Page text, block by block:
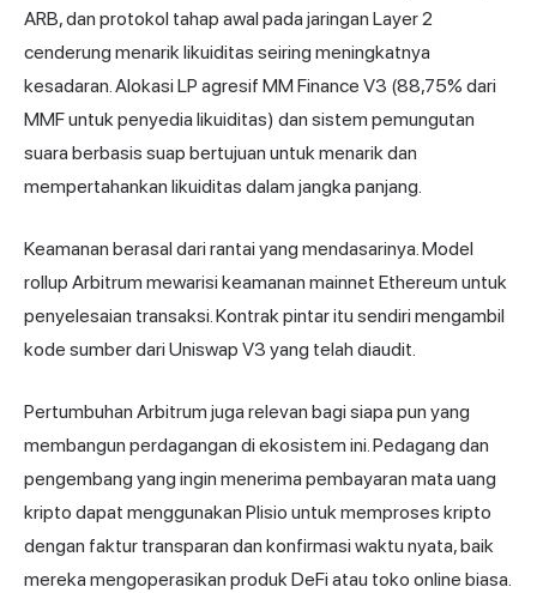
ARB, dan protokol tahap awal pada jaringan Layer 2
cenderung menarik likuiditas seiring meningkatnya
kesadaran. Alokasi LP agresif MM Finance V3 (88,75% dari
MMF untuk penyedia likuiditas) dan sistem pemungutan
suara berbasis suap bertujuan untuk menarik dan
mempertahankan likuiditas dalam jangka panjang.
Keamanan berasal dari rantai yang mendasarinya. Model
rollup Arbitrum mewarisi keamanan mainnet Ethereum untuk
penyelesaian transaksi. Kontrak pintar itu sendiri mengambil
kode sumber dari Uniswap V3 yang telah diaudit.
Pertumbuhan Arbitrum juga relevan bagi siapa pun yang
membangun perdagangan di ekosistem ini. Pedagang dan
pengembang yang ingin menerima pembayaran mata uang
kripto dapat menggunakan Plisio untuk memproses kripto
dengan faktur transparan dan konfirmasi waktu nyata, baik
mereka mengoperasikan produk DeFi atau toko online biasa.